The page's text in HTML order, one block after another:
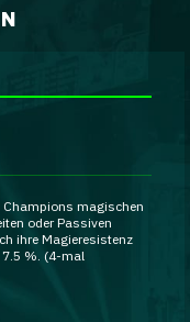
Champions magischen
oder Passiven
ihre Magieresistenz
%. (4-mal